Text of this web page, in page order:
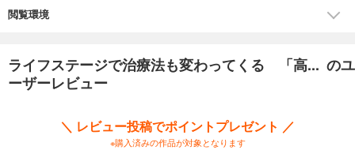
閲覧環境
ライフステージで治療法も変わってくる 「高... のユ
ーザーレビュー
＼ レビュー投稿でポイントプレゼント ／
※購入済みの作品が対象となります